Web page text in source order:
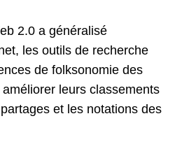
2.0 a généralisé
les outils de recherche
de folksonomie des
leurs classements
et les notations des